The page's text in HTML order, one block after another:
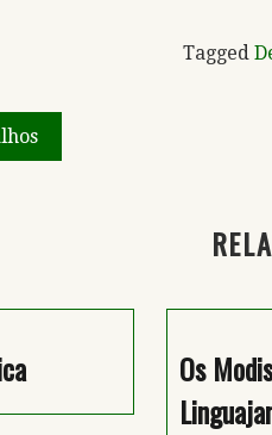
Tagged
Os